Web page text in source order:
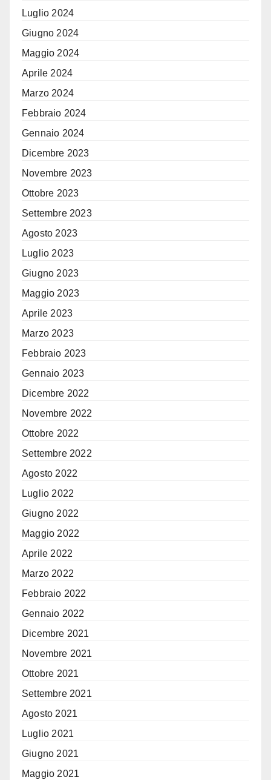
Luglio 2024
Giugno 2024
Maggio 2024
Aprile 2024
Marzo 2024
Febbraio 2024
Gennaio 2024
Dicembre 2023
Novembre 2023
Ottobre 2023
Settembre 2023
Agosto 2023
Luglio 2023
Giugno 2023
Maggio 2023
Aprile 2023
Marzo 2023
Febbraio 2023
Gennaio 2023
Dicembre 2022
Novembre 2022
Ottobre 2022
Settembre 2022
Agosto 2022
Luglio 2022
Giugno 2022
Maggio 2022
Aprile 2022
Marzo 2022
Febbraio 2022
Gennaio 2022
Dicembre 2021
Novembre 2021
Ottobre 2021
Settembre 2021
Agosto 2021
Luglio 2021
Giugno 2021
Maggio 2021